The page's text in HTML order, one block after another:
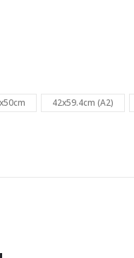
42x59.4cm (A2)